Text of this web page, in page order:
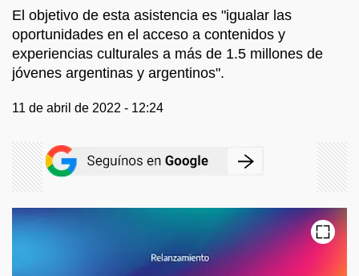
El objetivo de esta asistencia es "igualar las
oportunidades en el acceso a contenidos y
experiencias culturales a más de 1.5 millones de
jóvenes argentinas y argentinos".
11 de abril de 2022 - 12:24